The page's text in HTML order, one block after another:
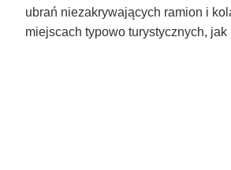
ubrań niezakrywających ramion i
miejscach typowo turystycznych, jak